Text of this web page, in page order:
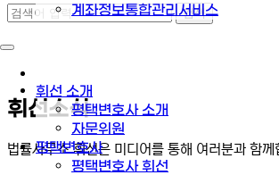
계좌정보통합관리서비스
휘선 소개
평택변호사 소개
자문위원
평택변호사
평택변호사 휘선
휘선소식
법률사무소 휘선은 미디어를 통해 여러분과 함께